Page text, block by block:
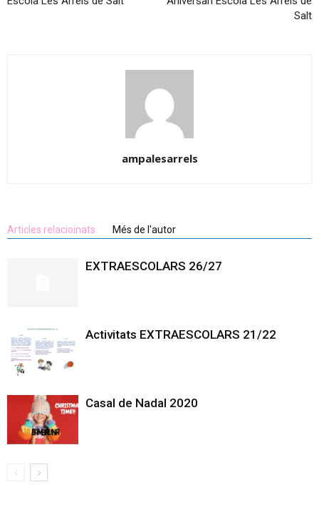
Salt
ampalesarrels
Articles relacioinats Més de l'autor
EXTRAESCOLARS 26/27
Activitats EXTRAESCOLARS 21/22
Casal de Nadal 2020